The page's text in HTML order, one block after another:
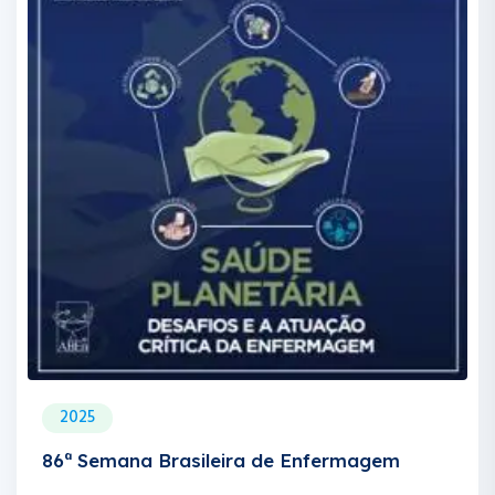
2025
86ª Semana Brasileira de Enfermagem